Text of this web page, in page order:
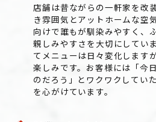
店舗は昔ながらの一軒家を改
き雰囲気とアットホームな空
向けで誰もが馴染みやすく、
親しみやすさを大切にしてい
てメニューは日々変化します
楽しみです。お客様には「今
のだろう」とワクワクしてい
を心がけています。